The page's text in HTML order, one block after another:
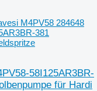
M4PV58 284648
381
58I125AR3BR-
für Hardi